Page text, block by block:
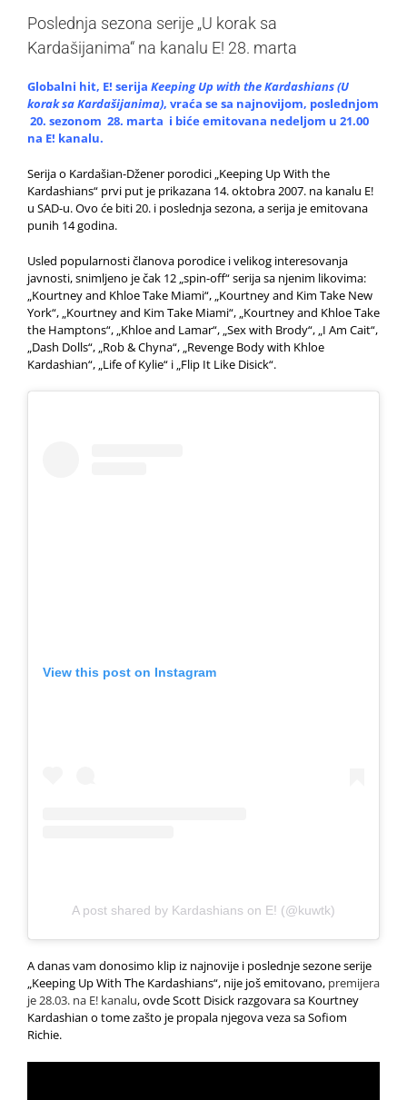
Poslednja sezona serije „U korak sa
Kardašijanima“ na kanalu E! 28. marta
Globalni hit, E! serija Keeping Up with the Kardashians(U
korak sa Kardašijanima), vraća se sa najnovijom, poslednjom
20. sezonom 28. marta i biće emitovana nedeljom u 21.00
na E! kanalu.
Serija o Kardašian-Džener porodici „Keeping Up With the
Kardashians“ prvi put je prikazana 14. oktobra 2007. na kanalu E!
u SAD-u. Ovo će biti 20. i poslednja sezona, a serija je emitovana
punih 14 godina.
Usled popularnosti članova porodice i velikog interesovanja
javnosti, snimljeno je čak 12 „spin-off“ serija sa njenim likovima:
„Kourtney and Khloe Take Miami“, „Kourtney and Kim Take New
York“, „Kourtney and Kim Take Miami“, „Kourtney and Khloe Take
the Hamptons“, „Khloe and Lamar“, „Sex with Brody“, „I Am Cait“,
„Dash Dolls“, „Rob & Chyna“, „Revenge Body with Khloe
Kardashian“, „Life of Kylie“ i „Flip It Like Disick“.
View this post on Instagram
A post shared by Kardashians on E! (@kuwtk)
A danas vam donosimo klip iz najnovije i poslednje sezone serije
„Keeping Up With The Kardashians“, nije još emitovano, premijera
je 28.03. na E! kanalu, ovde Scott Disick razgovara sa Kourtney
Kardashian o tome zašto je propala njegova veza sa Sofiom
Richie.